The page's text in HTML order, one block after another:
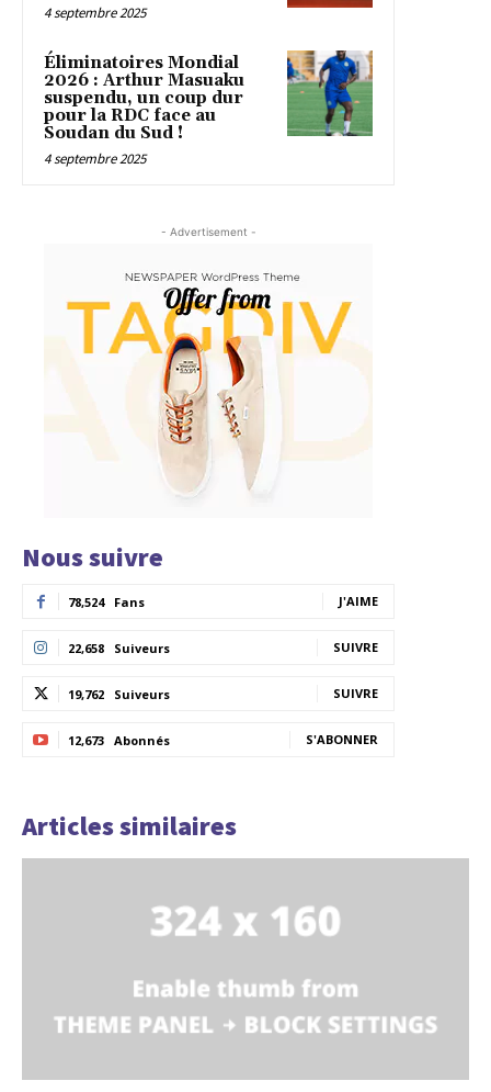
4 septembre 2025
Éliminatoires Mondial
2026 : Arthur Masuaku
suspendu, un coup dur
pour la RDC face au
Soudan du Sud !
4 septembre 2025
- Advertisement -
Nous suivre
78,524 Fans J'AIME
22,658 Suiveurs SUIVRE
19,762 Suiveurs SUIVRE
12,673 Abonnés S'ABONNER
Articles similaires